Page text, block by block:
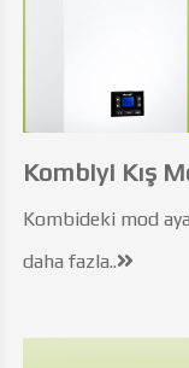
Kombiyi Kış
Kombideki mod
daha fazla..